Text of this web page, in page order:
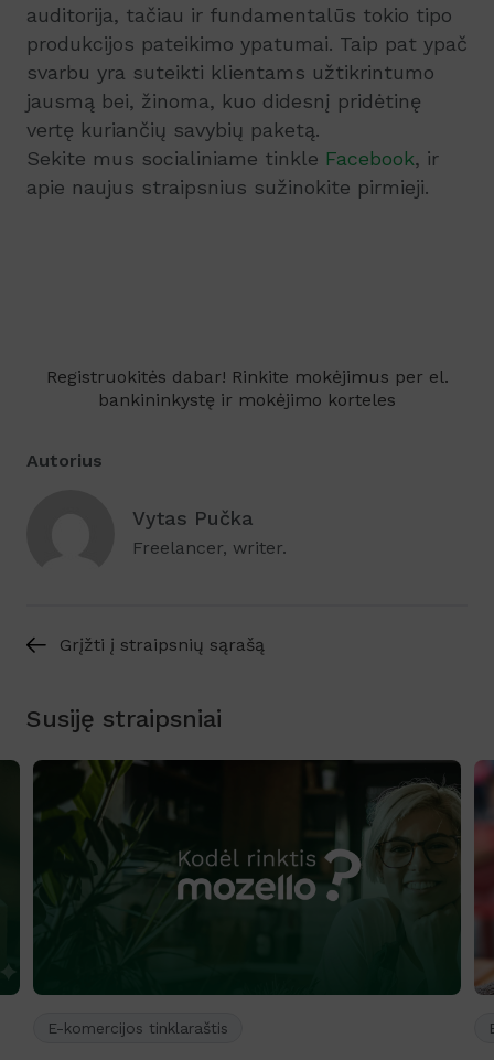
auditorija, tačiau ir fundamentalūs tokio tipo
produkcijos pateikimo ypatumai. Taip pat ypač
svarbu yra suteikti klientams užtikrintumo
jausmą bei, žinoma, kuo didesnį pridėtinę
vertę kuriančių savybių paketą.
Sekite mus socialiniame tinkle Facebook, ir
apie naujus straipsnius sužinokite pirmieji.
Registruokitės dabar! Rinkite mokėjimus per el.
bankininkystę ir mokėjimo korteles
Autorius
Vytas Pučka
Freelancer, writer.
Grįžti į straipsnių sąrašą
Susiję straipsniai
E-komercijos tinklaraštis